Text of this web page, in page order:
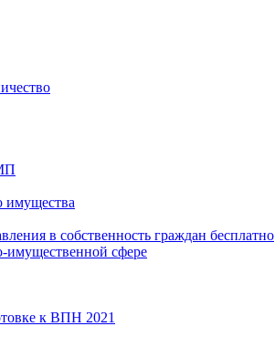
имущества
в собственность граждан бесплатно
имущественной сфере
к ВПН 2021